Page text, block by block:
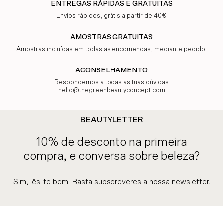
ENTREGAS RÁPIDAS E GRATUITAS
Envios rápidos, grátis a partir de 40€
AMOSTRAS GRATUITAS
Amostras incluídas em todas as encomendas, mediante pedido.
ACONSELHAMENTO
Respondemos a todas as tuas dúvidas
hello@thegreenbeautyconcept.com
BEAUTYLETTER
10% de desconto na primeira
compra, e conversa sobre beleza?
Sim, lês-te bem. Basta subscreveres a nossa newsletter.